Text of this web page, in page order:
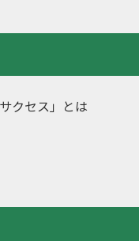
クセス」とは